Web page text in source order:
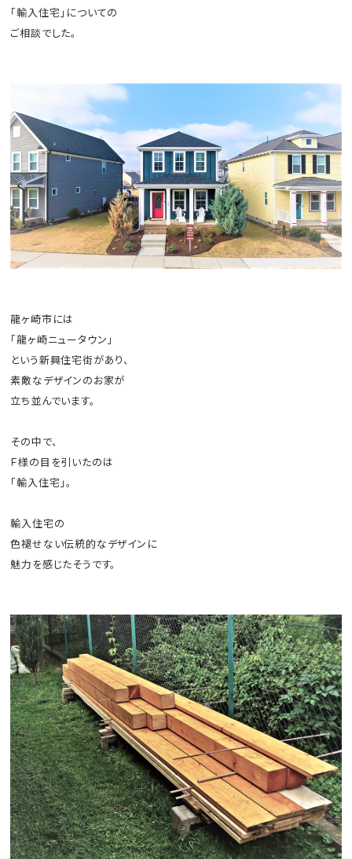
「輸入住宅」についての
ご相談でした。
龍ヶ崎市には
「龍ヶ崎ニュータウン」
という新興住宅街があり、
素敵なデザインのお家が
立ち並んでいます。
その中で、
Ｆ様の目を引いたのは
「輸入住宅」。
輸入住宅の
色褪せない伝統的なデザインに
魅力を感じたそうです。